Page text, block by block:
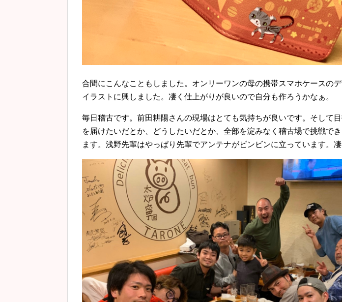
合間にこんなこともしました。オンリーワンの母の携帯スマホケースの
イラストに興しました。凄く仕上がりが良いので自分も作ろうかなぁ。
毎日稽古です。前田耕陽さんの現場はとても気持ちが良いです。そして
を届けたいだとか、どうしたいだとか、全部を淀みなく稽古場で挑戦で
ます。浅野先輩はやっぱり先輩でアンテナがビンビンに立っています。凄